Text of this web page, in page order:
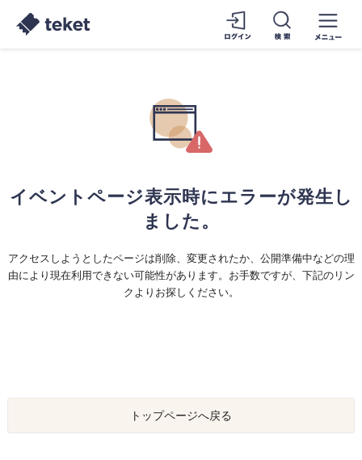
イベントページ表示時にエラーが発生し
ました。
アクセスしようとしたページは削除、変更されたか、公開準備中などの理
由により現在利用できない可能性があります。お手数ですが、下記のリン
クよりお探しください。
トップページへ戻る